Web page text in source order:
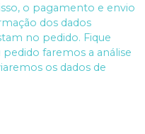
o pagamento e envio
dos dados
no pedido. Fique
faremos a análise
os dados de